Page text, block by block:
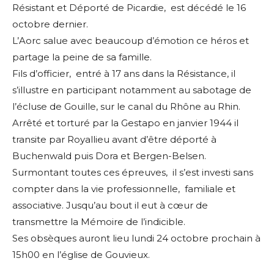
Résistant et Déporté de Picardie, est décédé le 16
octobre dernier.
L’Aorc salue avec beaucoup d’émotion ce héros et
partage la peine de sa famille.
Fils d’officier, entré à 17 ans dans la Résistance, il
s’illustre en participant notamment au sabotage de
l’écluse de Gouille, sur le canal du Rhône au Rhin.
Arrêté et torturé par la Gestapo en janvier 1944 il
transite par Royallieu avant d’être déporté à
Buchenwald puis Dora et Bergen-Belsen.
Surmontant toutes ces épreuves, il s’est investi sans
compter dans la vie professionnelle, familiale et
associative. Jusqu’au bout il eut à cœur de
transmettre la Mémoire de l’indicible.
Ses obsèques auront lieu lundi 24 octobre prochain à
15h00 en l’église de Gouvieux.